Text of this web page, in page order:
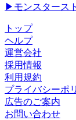
▶モンスタース
トップ
ヘルプ
運営会社
採用情報
利用規約
プライバシーポ
広告のご案内
お問い合わせ